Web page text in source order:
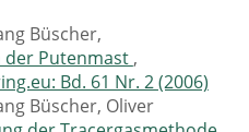
Büscher,
der Putenmast,
Bd. 61 Nr. 2 (2006)
Büscher, Oliver